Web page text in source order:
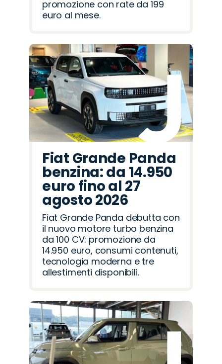
promozione con rate da 199
euro al mese.
Fiat Grande Panda
benzina: da 14.950
euro fino al 27
agosto 2026
Fiat Grande Panda debutta con
il nuovo motore turbo benzina
da 100 CV: promozione da
14.950 euro, consumi contenuti,
tecnologia moderna e tre
allestimenti disponibili.